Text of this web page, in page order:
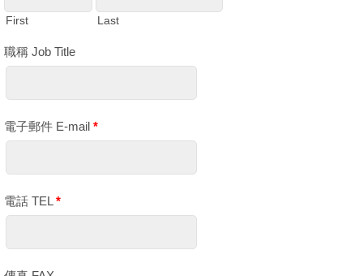
First Last
職稱 Job Title
電子郵件 E-mail *
電話 TEL*